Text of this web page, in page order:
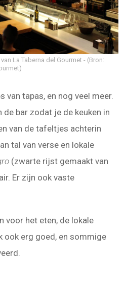
La Taberna del Gourmet
(Bron:
van tapas, en nog veel meer.
de bar zodat je de keuken in
van de tafeltjes achterin
tal van verse en lokale
(zwarte rijst gemaakt van
Er zijn ook vaste
voor het eten, de lokale
ook erg goed, en sommige